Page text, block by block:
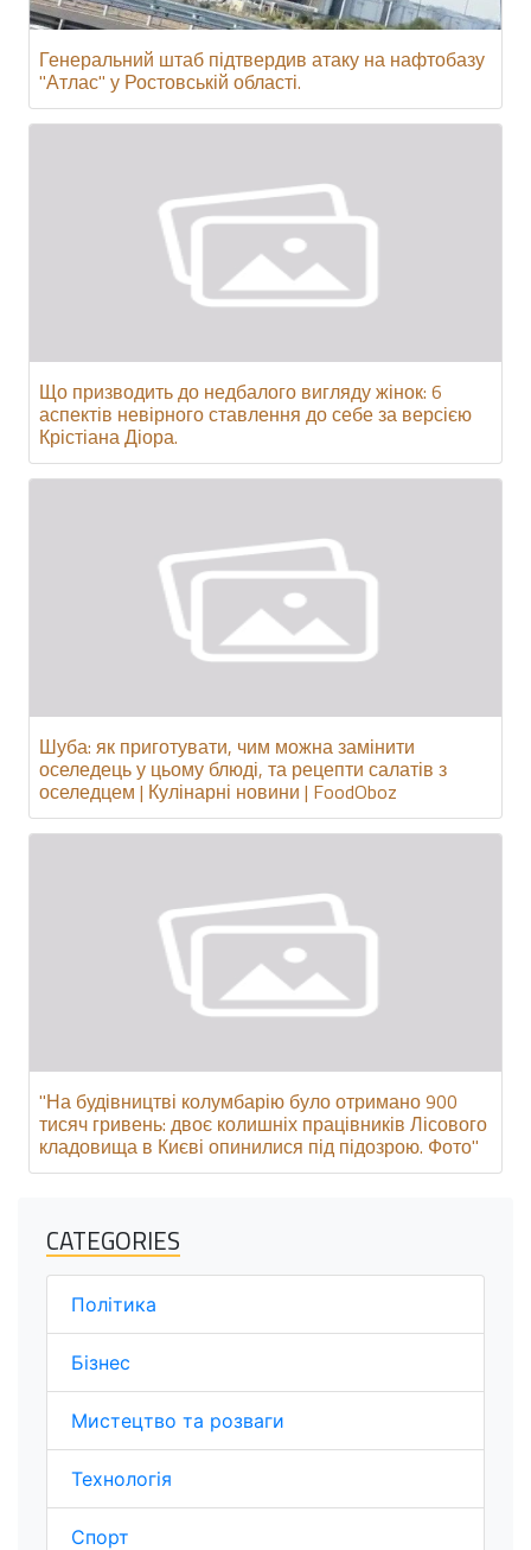
Генеральний штаб підтвердив атаку на нафтобазу
"Атлас" у Ростовській області.
Що призводить до недбалого вигляду жінок: 6
аспектів невірного ставлення до себе за версією
Крістіана Діора.
Шуба: як приготувати, чим можна замінити
оселедець у цьому блюді, та рецепти салатів з
оселедцем | Кулінарні новини | FoodOboz
"На будівництві колумбарію було отримано 900
тисяч гривень: двоє колишніх працівників Лісового
кладовища в Києві опинилися під підозрою. Фото"
CATEGORIES
Політика
Бізнес
Мистецтво та розваги
Технологія
Спорт